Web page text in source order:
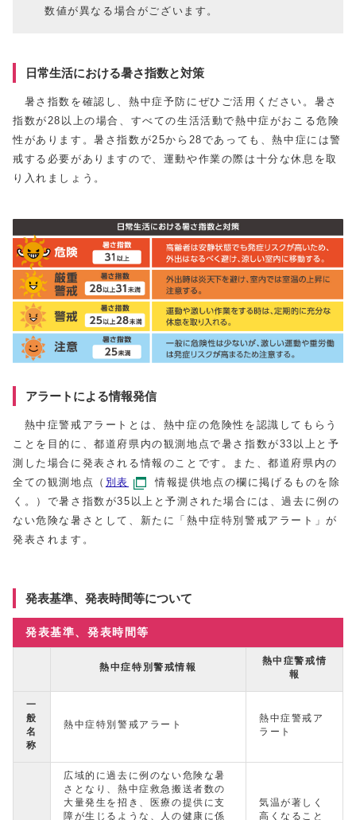
数値が異なる場合がございます。
日常生活における暑さ指数と対策
暑さ指数を確認し、熱中症予防にぜひご活用ください。暑さ
指数が28以上の場合、すべての生活活動で熱中症がおこる危険
性があります。暑さ指数が25から28であっても、熱中症には警
戒する必要がありますので、運動や作業の際は十分な休息を取
り入れましょう。
アラートによる情報発信
熱中症警戒アラートとは、熱中症の危険性を認識してもらう
ことを目的に、都道府県内の観測地点で暑さ指数が33以上と予
測した場合に発表される情報のことです。また、都道府県内の
全ての観測地点（ 別表
情報提供地点の欄に掲げるものを除
く。）で暑さ指数が35以上と予測された場合には、過去に例の
ない危険な暑さとして、新たに「熱中症特別警戒アラート」が
発表されます。
発表基準、発表時間等について
発表基準、発表時間等
熱中症特別警戒情報
熱中症警戒情
報
一
般
名
称
熱中症特別警戒アラート
熱中症警戒ア
ラート
広域的に過去に例のない危険な暑
さとなり、熱中症救急搬送者数の
大量発生を招き、医療の提供に支
障が生じるような、人の健康に係
気温が著しく
高くなること